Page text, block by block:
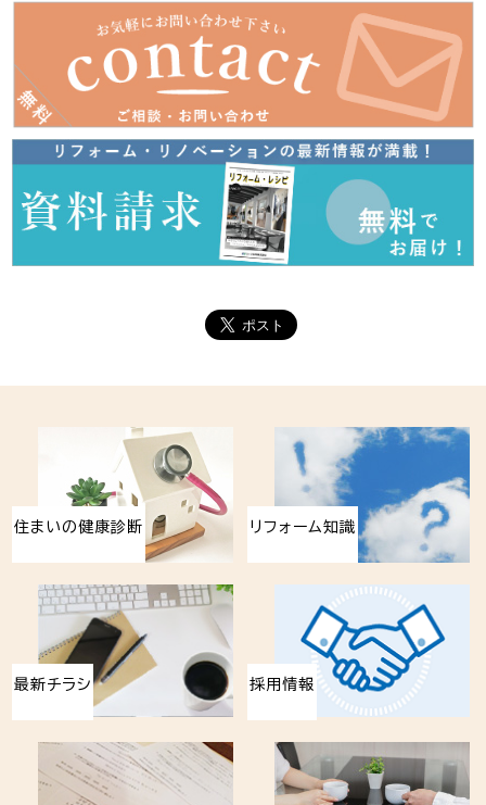
住まいの健康診断 リフォーム知識
最新チラシ 採用情報